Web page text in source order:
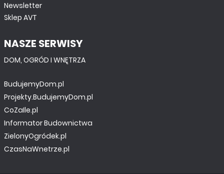
Newsletter
Sklep AVT
NASZE SERWISY
DOM, OGRÓD I WNĘTRZA
BudujemyDom.pl
Projekty.BudujemyDom.pl
CoZaIle.pl
Informator Budownictwa
ZielonyOgródek.pl
CzasNaWnetrze.pl